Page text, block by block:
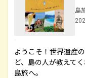
島
ようこそ！世界遺産
ど、島の人が教えて
島旅へ。